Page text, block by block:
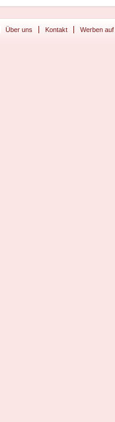
Über uns Kontakt Werben